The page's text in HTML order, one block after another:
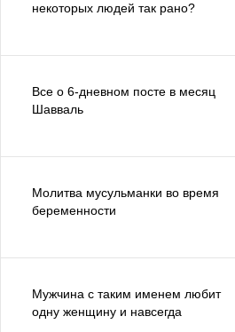
некоторых людей так рано?
Все о 6-дневном посте в месяц
Шавваль
Молитва мусульманки во время
беременности
Мужчина с таким именем любит
одну женщину и навсегда